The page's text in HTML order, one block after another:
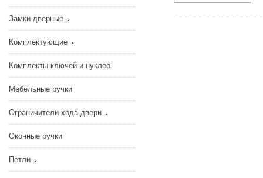
Замки дверные
Комплектующие
Комплекты ключей и нуклео
Мебельные ручки
Ограничители хода двери
Оконные ручки
Петли